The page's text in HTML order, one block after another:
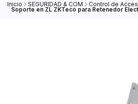
Inicio SEGURIDAD & COM Control de
Soporte en ZL ZKTeco para Retenedor